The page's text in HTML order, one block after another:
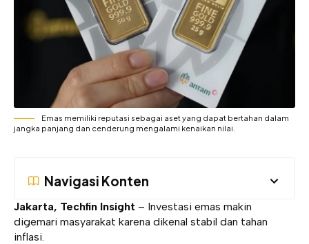
Emas memiliki reputasi sebagai aset yang dapat bertahan dalam
jangka panjang dan cenderung mengalami kenaikan nilai.
Navigasi Konten
Jakarta, Techfin Insight – Investasi emas makin
digemari masyarakat karena dikenal stabil dan tahan
inflasi.